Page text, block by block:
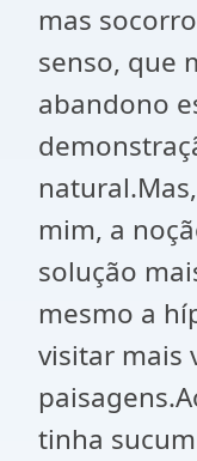
mas
senso, que
abandono
mim, a
solução
mesmo a
visitar mais
tinha